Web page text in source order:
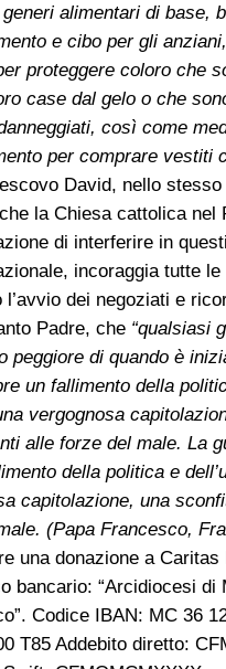
alimentari di base,
e cibo per gli
proteggere coloro che
case dal gelo o che
così come
per comprare vestiti
David, nello
la Chiesa cattolica nel
di interferire in
incoraggia tutte
l’avvio dei negoziati e
Padre, che “qualsiasi
peggiore di quando è
un fallimento della
vergognosa
alle forze del male. La
della politica e
capitolazione, una
(Papa Francesco,
una donazione a Caritas
bancario: “Arcidiocesi di
Codice IBAN: MC 36
T85 Addebito diretto: